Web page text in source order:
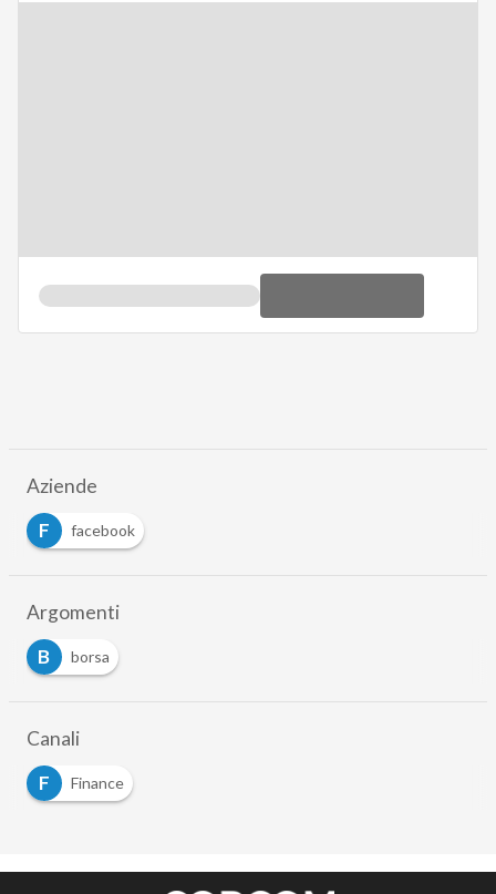
Aziende
F
facebook
Argomenti
B
borsa
Canali
F
Finance